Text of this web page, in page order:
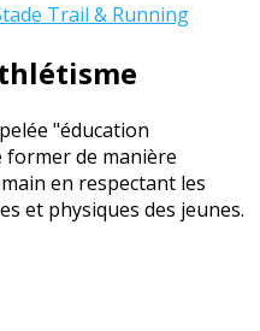
Trail & Running
"éducation
de manière
en respectant les
et physiques des jeunes.